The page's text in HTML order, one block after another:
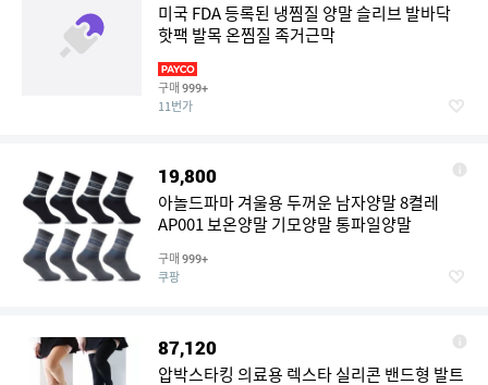
미국 FDA 등록된 냉찜질 양말 슬리브 발바닥
핫팩 발목 온찜질 족거근막
구매 999+
11번가
19,800
아놀드파마 겨울용 두꺼운 남자양말 8켤레
AP001 보온양말 기모양말 통파일양말
구매 999+
쿠팡
87,120
압박스타킹 의료용 렉스타 실리콘 밴드형 발트